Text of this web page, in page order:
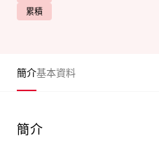
累積
簡介基本資料
簡介